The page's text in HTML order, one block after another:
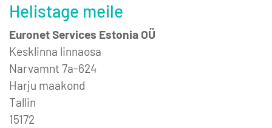
Helistage meile
Euronet Services Estonia OÜ
Kesklinna linnaosa
Narvamnt 7a-624
Harju maakond
Tallin
15172